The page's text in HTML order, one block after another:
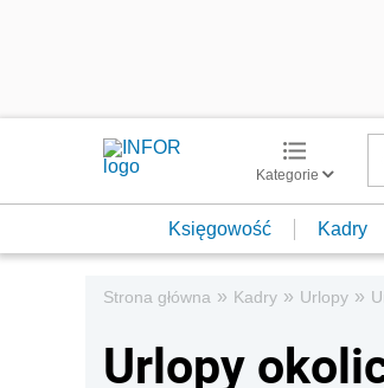
Kategorie
Księgowość Kadry
Strona główna » Kadry » Urlopy »
Urlopy